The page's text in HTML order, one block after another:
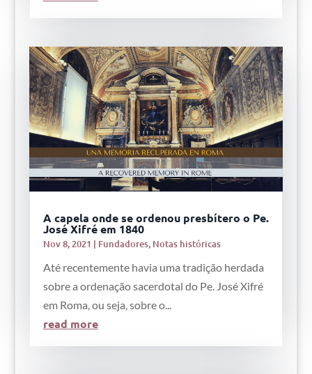
A capela onde se ordenou presbítero o Pe.
José Xifré em 1840
Nov 8, 2021 | Fundadores, Notas históricas
Até recentemente havia uma tradição herdada
sobre a ordenação sacerdotal do Pe. José Xifré
em Roma, ou seja, sobre o...
read more